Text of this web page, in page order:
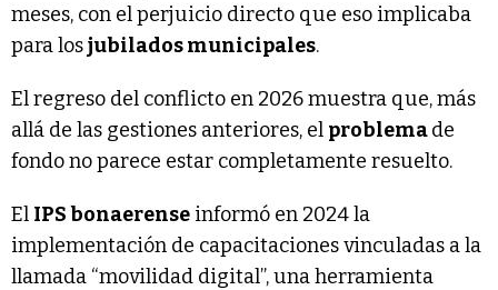
meses, con el perjuicio directo que eso implicaba
para losjubilados municipales.
El regreso del conflicto en 2026 muestra que, más
allá de las gestiones anteriores, el problemade
fondo no parece estar completamente resuelto.
El IPS bonaerense informó en 2024 la
implementación de capacitaciones vinculadas a la
llamada “movilidad digital”, una herramienta